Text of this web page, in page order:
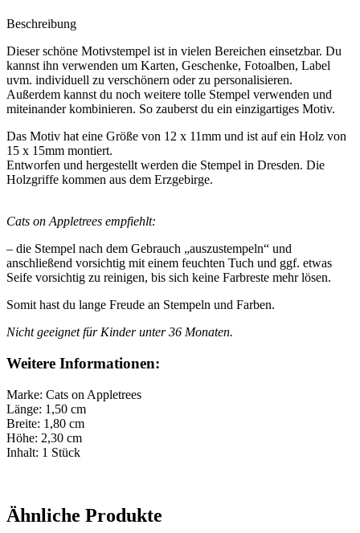
Beschreibung
Dieser schöne Motivstempel ist in vielen Bereichen einsetzbar. Du
kannst ihn verwenden um Karten, Geschenke, Fotoalben, Label
uvm. individuell zu verschönern oder zu personalisieren.
Außerdem kannst du noch weitere tolle Stempel verwenden und
miteinander kombinieren. So zauberst du ein einzigartiges Motiv.
Das Motiv hat eine Größe von 12 x 11mm und ist auf ein Holz von
15 x 15mm montiert.
Entworfen und hergestellt werden die Stempel in Dresden. Die
Holzgriffe kommen aus dem Erzgebirge.
Cats on Appletrees empfiehlt:
– die Stempel nach dem Gebrauch „auszustempeln“ und
anschließend vorsichtig mit einem feuchten Tuch und ggf. etwas
Seife vorsichtig zu reinigen, bis sich keine Farbreste mehr lösen.
Somit hast du lange Freude an Stempeln und Farben.
Nicht geeignet für Kinder unter 36 Monaten.
Weitere Informationen:
Marke: Cats on Appletrees
Länge: 1,50 cm
Breite: 1,80 cm
Höhe: 2,30 cm
Inhalt: 1 Stück
Ähnliche Produkte